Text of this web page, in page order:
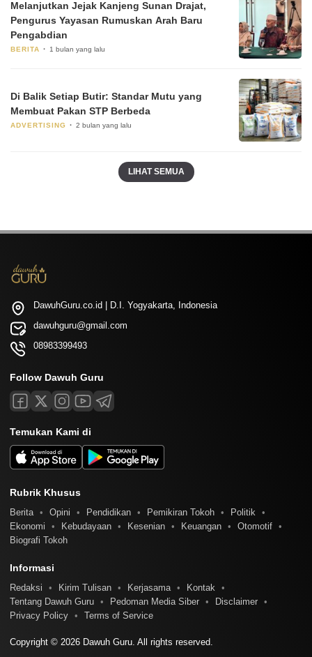
Melanjutkan Jejak Kanjeng Sunan Drajat,
Pengurus Yayasan Rumuskan Arah Baru
Pengabdian
BERITA 1 bulan yang lalu
Di Balik Setiap Butir: Standar Mutu yang
Membuat Pakan STP Berbeda
ADVERTISING 2 bulan yang lalu
LIHAT SEMUA
DawuhGuru.co.id | D.I. Yogyakarta, Indonesia
dawuhguru@gmail.com
08983399493
Follow Dawuh Guru
Temukan Kami di
Rubrik Khusus
Berita Opini Pendidikan Pemikiran Tokoh
Politik
Ekonomi
Kebudayaan Kesenian Keuangan
Otomotif
Biografi Tokoh
Informasi
Redaksi Kirim Tulisan Kerjasama
Kontak
Tentang Dawuh Guru
Pedoman Media Siber
Disclaimer
Privacy Policy
Terms of Service
Copyright © 2026 Dawuh Guru. All rights reserved.